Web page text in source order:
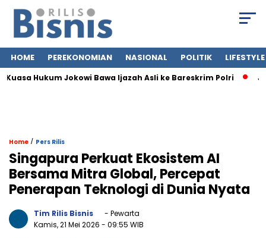
HOME PEREKONOMIAN NASIONAL POLITIK LIFESTYLE
Hukum Jokowi Bawa Ijazah Asli ke Bareskrim Polri Jasa
Home / Pers Rilis
Singapura Perkuat Ekosistem AI
Bersama Mitra Global, Percepat
Penerapan Teknologi di Dunia Nyata
Tim Rilis Bisnis
- Pewarta
Kamis, 21 Mei 2026 - 09:55 WIB